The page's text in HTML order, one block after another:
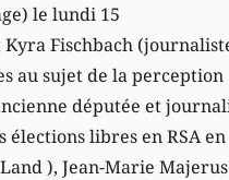
le lundi 15
Fischbach
au sujet de la perception
députée et
libres en RSA en
), Jean-Marie Majerus